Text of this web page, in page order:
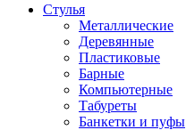
Стулья
Металлические
Деревянные
Пластиковые
Барные
Компьютерные
Табуреты
Банкетки и пуфы